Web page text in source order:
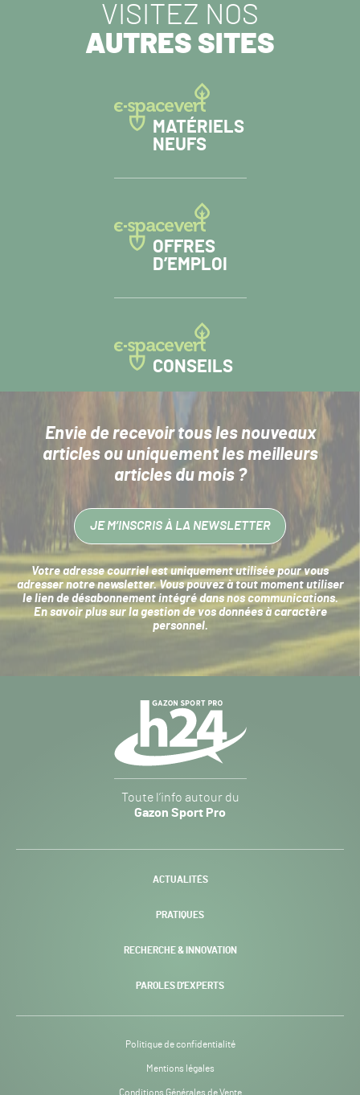
VISITEZ NOS
AUTRES SITES
MATÉRIELS
NEUFS
OFFRES
D’EMPLOI
CONSEILS
Envie de recevoir tous les nouveaux
articlesou uniquement les meilleurs
articles du mois ?
JE M’INSCRIS À LA NEWSLETTER
Votre adresse courriel est uniquement utilisée pour vous
adresser notre newsletter. Vous pouvez à tout moment utiliser
le lien de désabonnement intégré dans nos communications.
En savoir plus sur la gestion de vos données à caractère
personnel.
Sport
Pro
-
Toute l’info autour du
Gazon Sport Pro
ACTUALITÉS
PRATIQUES
RECHERCHE & INNOVATION
PAROLES D’EXPERTS
Politique de confidentialité
Mentions légales
Conditions Générales de Vente